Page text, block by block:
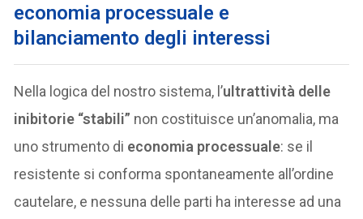
economia processuale e
bilanciamento degli interessi
Nella logica del nostro sistema, l’ultrattività delle
inibitorie “stabili” non costituisce un’anomalia, ma
uno strumento di economia processuale: se il
resistente si conforma spontaneamente all’ordine
cautelare, e nessuna delle parti ha interesse ad una